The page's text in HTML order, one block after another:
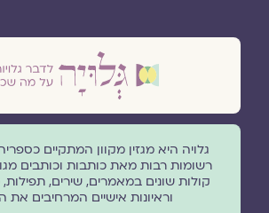
גלויה היא מגזין מקוון המתקיים
רשומות רבות מאת כותבות וכותבים
קולות שונים במאמרים, שירים,
וראיונות אישיים המרחיבים את